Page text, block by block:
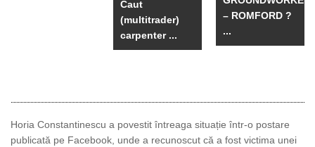
Caut
(multitrader)
carpenter ...
– ROMFORD ?
...
Horia Constantinescu a povestit întreaga situație într-o postare
publicată pe Facebook, unde a recunoscut că a fost victima unei